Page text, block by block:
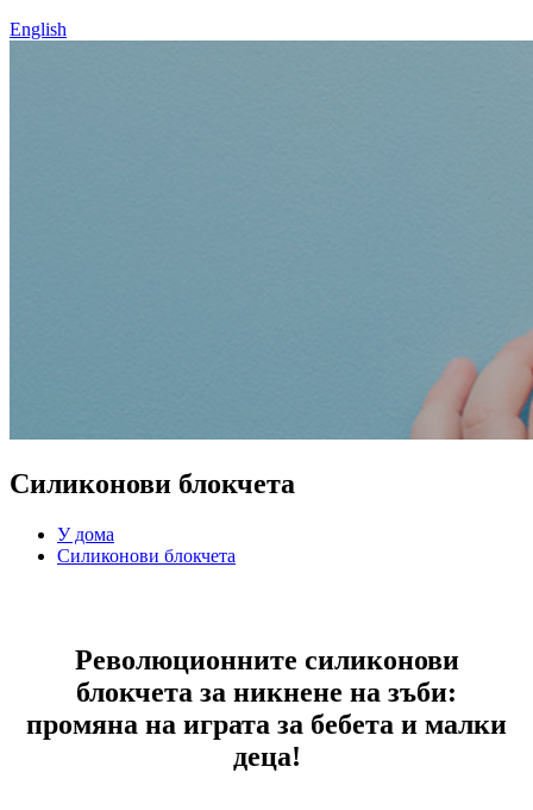
English
Силиконови блокчета
У дома
Силиконови блокчета
Революционните силиконови
блокчета за никнене на зъби:
промяна на играта за бебета и малки
деца!